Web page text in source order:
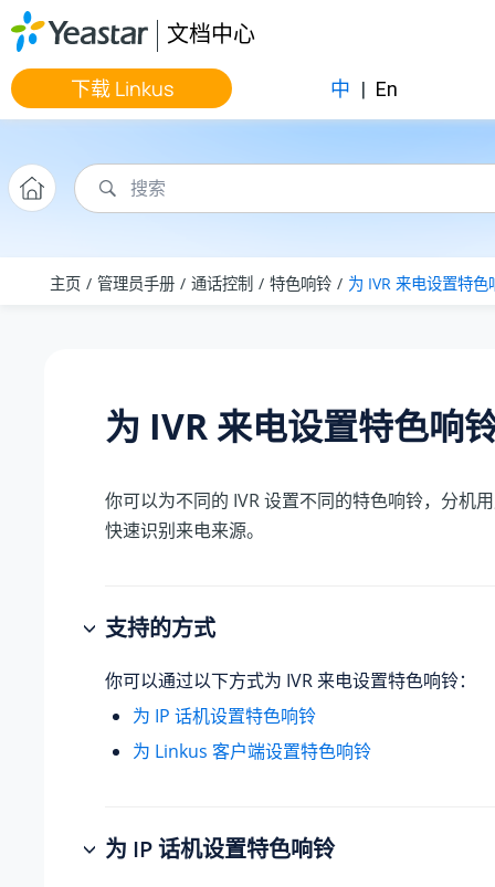
跳转到主要内容
文档中心
下载 Linkus 中 | En
主页 管理员手册 通话控制 特色响铃 为 IVR 来电设置特色
为 IVR 来电设置特色响
你可以为不同的 IVR 设置不同的特色响铃，分机
快速识别来电来源。
支持的方式
你可以通过以下方式为 IVR 来电设置特色响铃：
为 IP 话机设置特色响铃
为 Linkus 客户端设置特色响铃
为 IP 话机设置特色响铃